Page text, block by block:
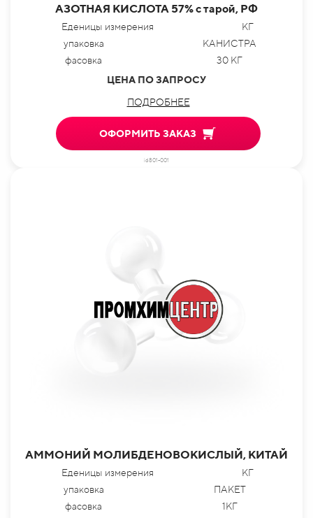
АЗОТНАЯ КИСЛОТА 57% с тарой, РФ
Еденицы измерения
КГ
упаковка
КАНИСТРА
фасовка
30 КГ
ЦЕНА ПО ЗАПРОСУ
ПОДРОБНЕЕ
ОФОРМИТЬ ЗАКАЗ
id801-001
АММОНИЙ МОЛИБДЕНОВОКИСЛЫЙ, КИТАЙ
Еденицы измерения
КГ
упаковка
ПАКЕТ
фасовка
1КГ